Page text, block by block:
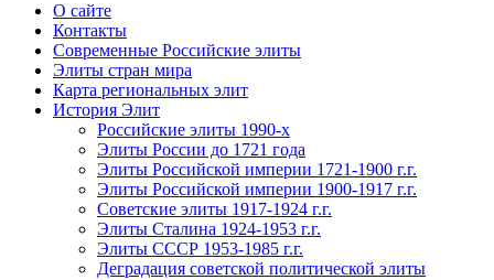
О сайте
Контакты
Современные Российские элиты
Элиты стран мира
Картa региональных элит
История Элит
Российские элиты 1990-х
Элиты России до 1721 года
Элиты Российской империи 1721-1900 г.г.
Элиты Российской империи 1900-1917 г.г.
Советские элиты 1917-1924 г.г.
Элиты Сталина 1924-1953 г.г.
Элиты СССР 1953-1985 г.г.
Деградация советской политической элиты